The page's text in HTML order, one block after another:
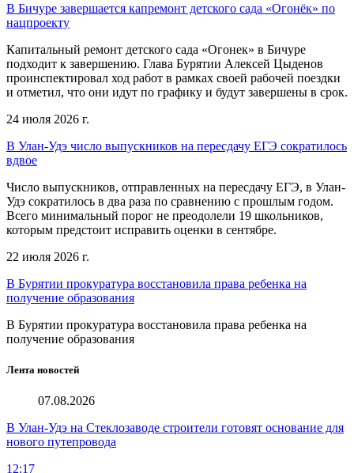
В Бичуре завершается капремонт детского сада «Огонёк» по
нацпроекту
Капитальный ремонт детского сада «Огонек» в Бичуре
подходит к завершению. Глава Бурятии Алексей Цыденов
проинспектировал ход работ в рамках своей рабочей поездки
и отметил, что они идут по графику и будут завершены в срок.
24 июля 2026 г.
В Улан-Удэ число выпускников на пересдачу ЕГЭ сократилось
вдвое
Число выпускников, отправленных на пересдачу ЕГЭ, в Улан-
Удэ сократилось в два раза по сравнению с прошлым годом.
Всего минимальный порог не преодолели 19 школьников,
которым предстоит исправить оценки в сентябре.
22 июля 2026 г.
В Бурятии прокуратура восстановила права ребенка на
получение образования
В Бурятии прокуратура восстановила права ребенка на
получение образования
Лента новостей
07.08.2026
В Улан-Удэ на Стеклозаводе строители готовят основание для
нового путепровода
12:17